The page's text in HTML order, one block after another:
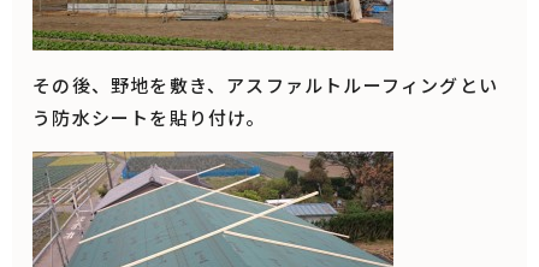
その後、野地を敷き、アスファルトルーフィングとい
う防水シートを貼り付け。